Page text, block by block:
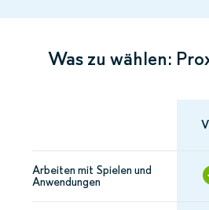
Was zu wählen:
Arbeiten mit Spielen und
Anwendungen